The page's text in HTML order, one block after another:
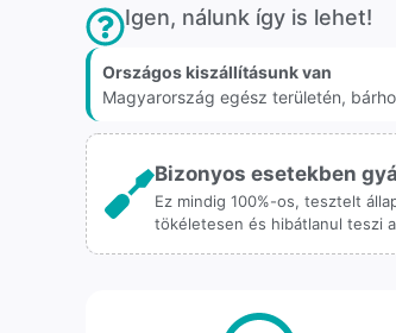
Igen, nálunk így is lehet!
Országos kiszállításunk van
Magyarország egész területén,
Bizonyos esetekben
Ez mindig 100%-os, tesztelt
tökéletesen és hibátlanul teszi